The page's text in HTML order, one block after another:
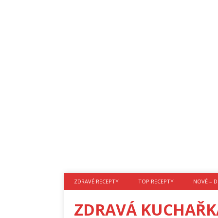
ZDRAVÉ RECEPTY TOP RECEPTY NOVÉ –
ZDRAVÁ